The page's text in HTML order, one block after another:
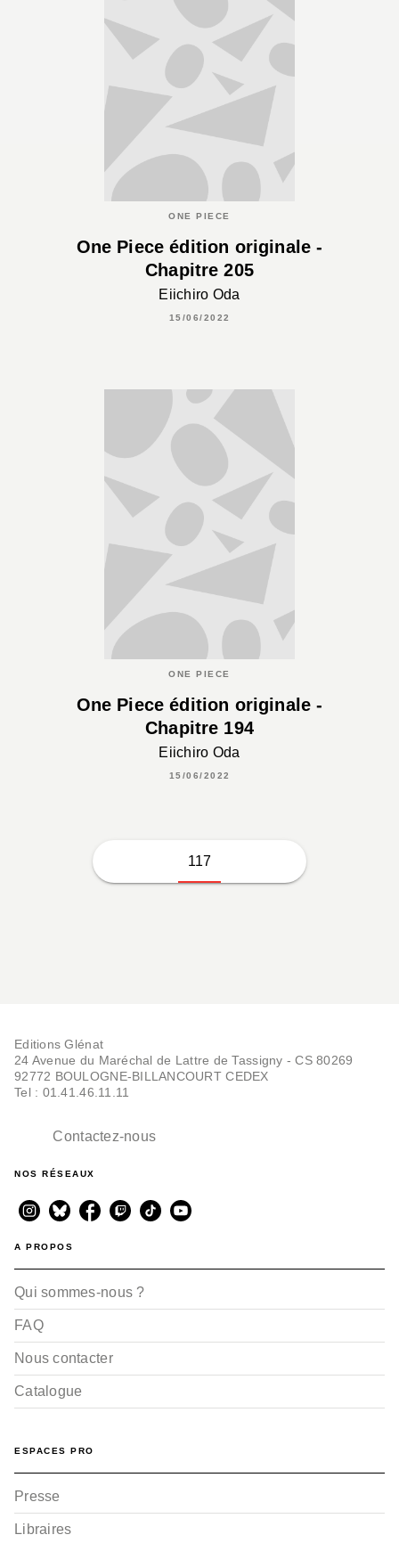
ONE PIECE
One Piece édition originale -
Chapitre 205
Eiichiro Oda
15/06/2022
ONE PIECE
One Piece édition originale -
Chapitre 194
Eiichiro Oda
15/06/2022
117
Editions Glénat
24 Avenue du Maréchal de Lattre de Tassigny - CS 80269
92772 BOULOGNE-BILLANCOURT CEDEX
Tel : 01.41.46.11.11
Contactez-nous
NOS RÉSEAUX
A PROPOS
Qui sommes-nous ?
FAQ
Nous contacter
Catalogue
ESPACES PRO
Presse
Libraires